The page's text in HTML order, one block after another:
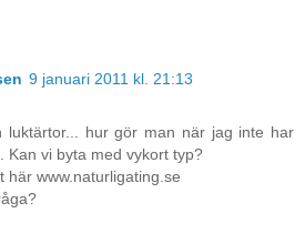
9 januari 2011 kl. 21:13
luktärtor... hur gör man när jag inte har
Kan vi byta med vykort typ?
här www.naturligating.se